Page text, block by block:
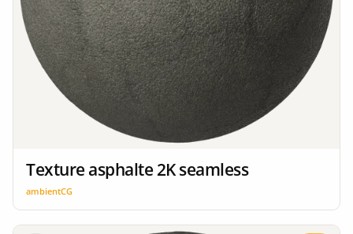
Texture asphalte 2K seamless
ambientCG